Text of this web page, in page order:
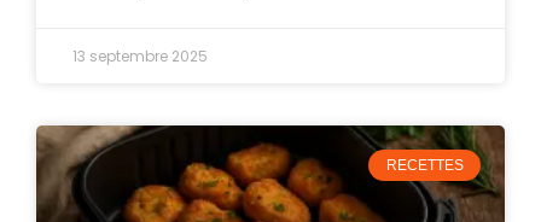
13 septembre 2025
RECETTES